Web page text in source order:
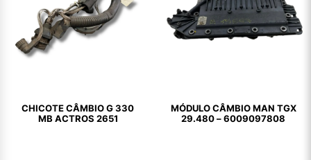
CHICOTE CÂMBIO G 330
MB ACTROS 2651
MÓDULO CÂMBIO MAN TGX
29.480 – 6009097808